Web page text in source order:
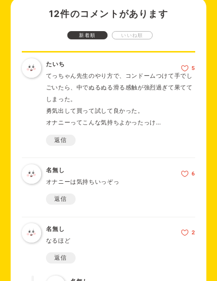
12件のコメントがあります
新着順 いいね順
たいち
てっちゃん先生のやり方で、コンドームつけて手でし
ごいたら、中でぬるぬる滑る感触が強烈過ぎて果てて
しまった。
勇気出して買って試して良かった。
オナニーってこんな気持ちよかったっけ…
返信
名無し
オナニーは気持ちいっぞっ
返信
名無し
なるほど
返信